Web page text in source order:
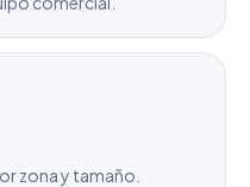
zona y tamaño.